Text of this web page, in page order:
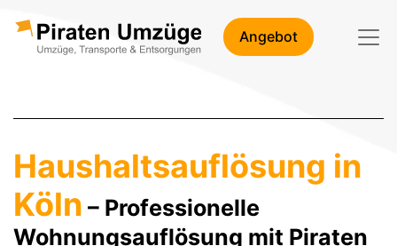
Angebot
Haushaltsauflösung in
Köln – Professionelle
Wohnungsauflösung mit Piraten